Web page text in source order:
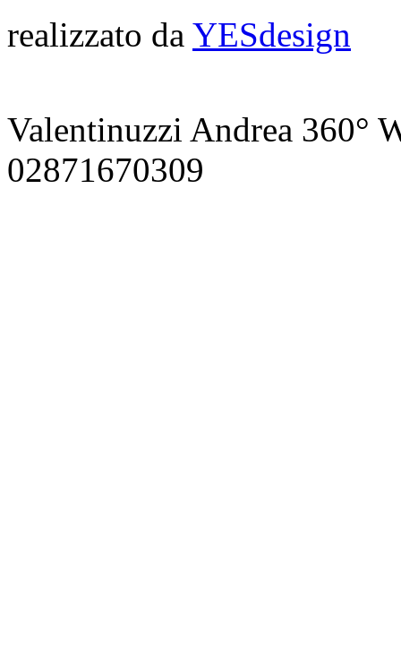
realizzato da YESdesign
Valentinuzzi Andrea 360°
02871670309